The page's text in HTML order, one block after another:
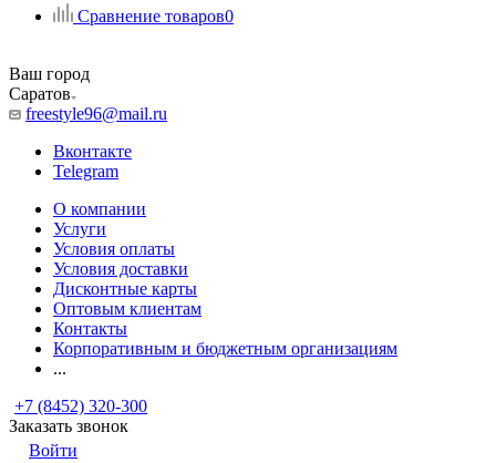
Сравнение товаров0
Ваш город
Саратов
freestyle96@mail.ru
Вконтакте
Telegram
О компании
Услуги
Условия оплаты
Условия доставки
Дисконтные карты
Оптовым клиентам
Контакты
Корпоративным и бюджетным организациям
...
+7 (8452) 320-300
Заказать звонок
Войти